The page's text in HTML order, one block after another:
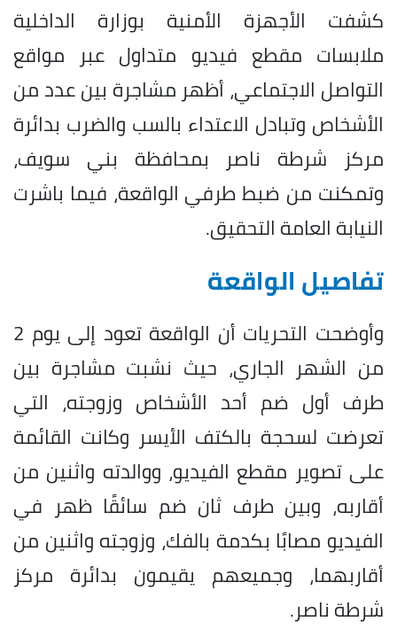
كشفت الأجهزة الأمنية بوزارة الداخلية
ملابسات مقطع فيديو متداول عبر مواقع
التواصل الاجتماعي، أظهر مشاجرة بين عدد من
الأشخاص وتبادل الاعتداء بالسب والضرب بدائرة
مركز شرطة ناصر بمحافظة بني سويف،
وتمكنت من ضبط طرفي الواقعة، فيما باشرت
النيابة العامة التحقيق.
تفاصيل الواقعة
وأوضحت التحريات أن الواقعة تعود إلى يوم 2
من الشهر الجاري، حيث نشبت مشاجرة بين
طرف أول ضم أحد الأشخاص وزوجته، التي
تعرضت لسحجة بالكتف الأيسر وكانت القائمة
على تصوير مقطع الفيديو، ووالدته واثنين من
أقاربه، وبين طرف ثان ضم سائقًا ظهر في
الفيديو مصابًا بكدمة بالفك، وزوجته واثنين من
أقاربهما، وجميعهم يقيمون بدائرة مركز
شرطة ناصر.